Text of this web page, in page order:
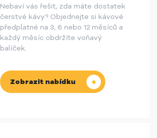
Nebaví vás řešit, zda máte dostatek
čerstvé kávy? Objednejte si kávové
předplatné na 3, 6 nebo 12 měsíců a
každý měsíc obdržíte voňavý
balíček.
Zobrazit nabídku